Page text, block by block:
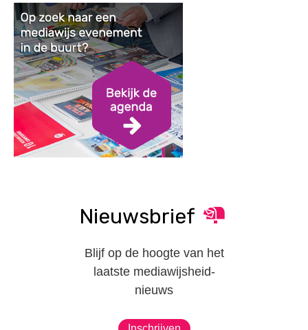
Nieuwsbrief
Blijf op de hoogte van het
laatste mediawijsheid-
nieuws